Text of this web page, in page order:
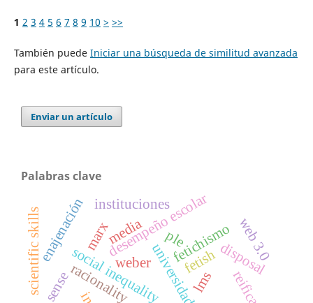
1 2 3 4 5 6 7 8 9 10 > >>
También puede Iniciar una búsqueda de similitud avanzada
para este artículo.
Enviar un artículo
Palabras clave
universidad
fetichismo
desempeño escolar
social inequality
racionalityweber
instituciones
fetishdisposal
enajenación marxmedia
scientific skills ple
lms
web 3.0
sense